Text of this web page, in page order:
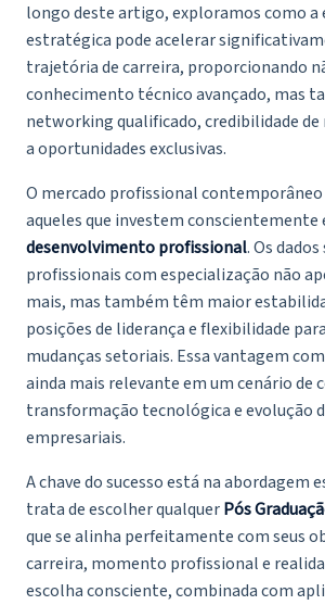
longo deste artigo, exploramos como a
estratégica pode acelerar
trajetória de carreira, proporcionando
conhecimento técnico avançado, mas
networking qualificado, credibilidade de
a oportunidades exclusivas.
O mercado profissional
aqueles que investem conscientemente
desenvolvimento profissional. Os
profissionais com especialização não
mais, mas também têm maior
posições de liderança e flexibilidade
mudanças setoriais. Essa vantagem
ainda mais relevante em um cenário de
transformação tecnológica e evolução
empresariais.
A chave do sucesso está na abordagem
trata de escolher qualquerPós
que se alinha perfeitamente com seus
carreira, momento profissional e
escolha consciente, combinada com